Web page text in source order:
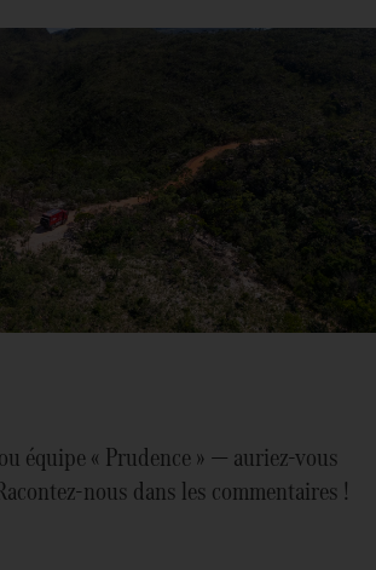
équipe « Prudence » — auriez-vous
dans les commentaires !